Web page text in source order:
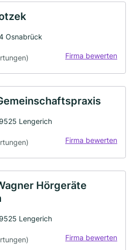
Osnabrück
Firma bewerten
Lengerich
Firma bewerten
Hörgeräte
Lengerich
Firma bewerten